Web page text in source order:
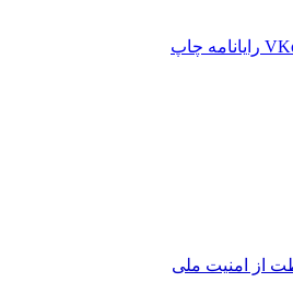
رایانامه چاپ